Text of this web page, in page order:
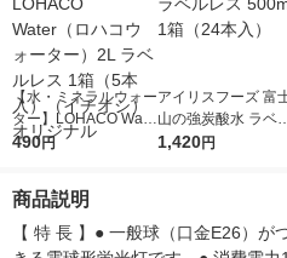
【水・ミネラルウォー
ター】LOHACO Wate
r（ロハコウォータ
シ） オリジナル
490円
アイリスフーズ 富
山の強炭酸水 ラベ
レス 500ml 1箱（24
1,420円
商品説明
【 特 長 】● 一般球（口金E26）